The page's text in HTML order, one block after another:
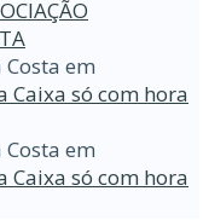
em
Caixa só com hora
em
Caixa só com hora